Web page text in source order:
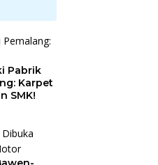
Pabrik
Karpet
SMK!